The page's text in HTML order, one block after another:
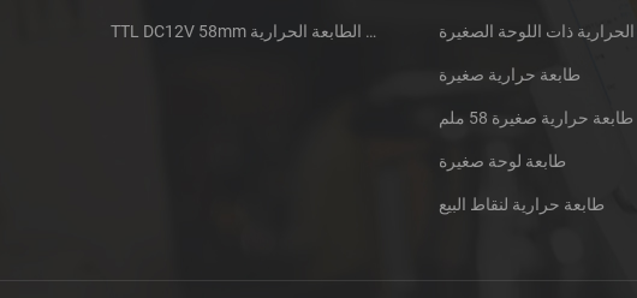
TTL DC12V 58mm البسيطة جزءا لا يتجزأ من سيارات الأجرة استلام الطابعة الحرارية
طابعة حرارية صغيرة
طابعة حرارية صغيرة 58 ملم
طابعة لوحة صغيرة
طابعة حرارية لنقاط البيع